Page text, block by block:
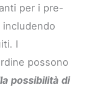
per i pre-
includendo
I
possono
possibilità di